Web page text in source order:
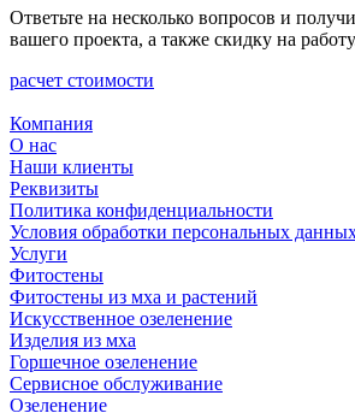
Ответьте на несколько вопросов и
вашего проекта, а также скидку на
расчет стоимости
Компания
О нас
Наши клиенты
Реквизиты
Политика конфиденциальности
Условия обработки персональных
Услуги
Фитостены
Фитостены из мха и растений
Искусственное озеленение
Изделия из мха
Горшечное озеленение
Сервисное обслуживание
Озеленение